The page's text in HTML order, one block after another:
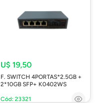
U$ 19,50
F. SWITCH 4PORTAS*2.5GB +
2*10GB SFP+ K0402WS
Cód: 23321